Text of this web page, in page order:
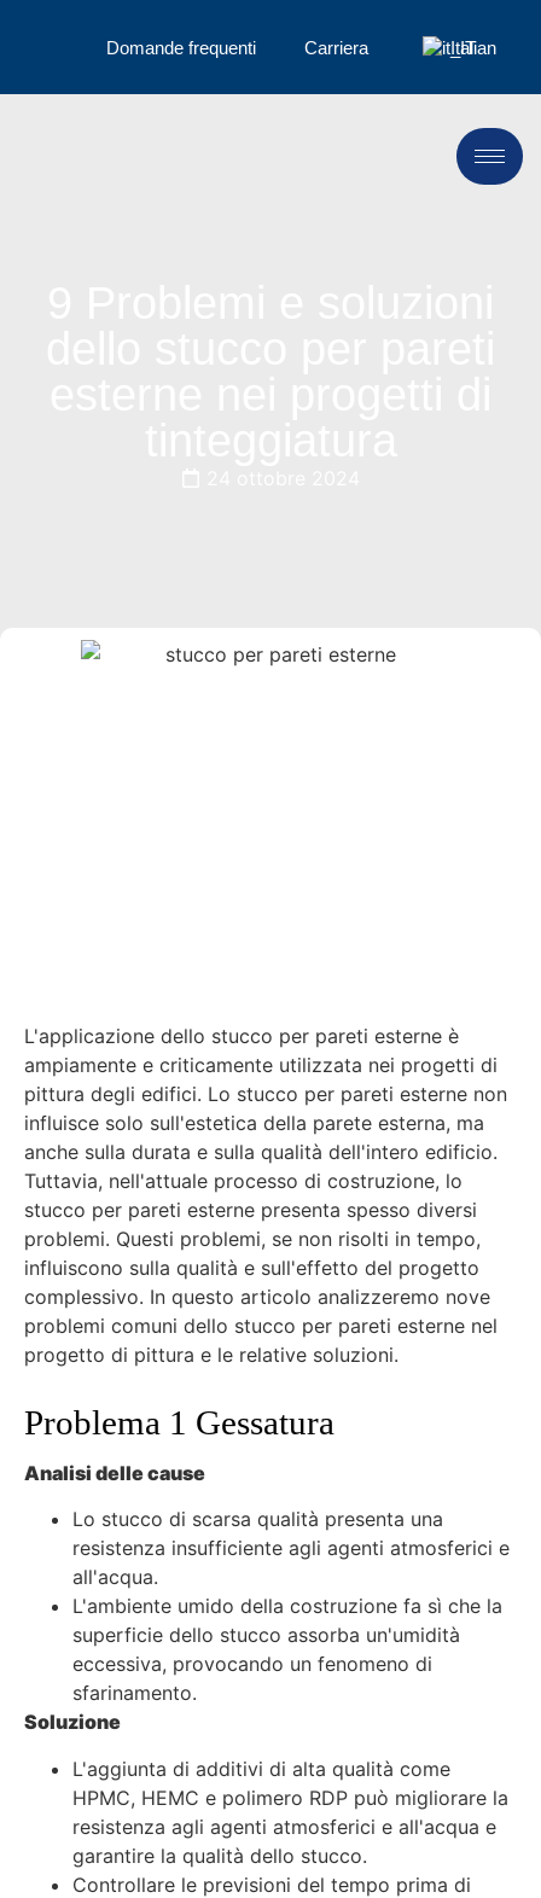
Domande frequenti Carriera Italian
L'applicazione dello stucco per pareti esterne è
ampiamente e criticamente utilizzata nei progetti di
pittura degli edifici. Lo stucco per pareti esterne non
influisce solo sull'estetica della parete esterna, ma
anche sulla durata e sulla qualità dell'intero edificio.
Tuttavia, nell'attuale processo di costruzione, lo
stucco per pareti esterne presenta spesso diversi
problemi. Questi problemi, se non risolti in tempo,
influiscono sulla qualità e sull'effetto del progetto
complessivo. In questo articolo analizzeremo nove
problemi comuni dello stucco per pareti esterne nel
progetto di pittura e le relative soluzioni.
Problema 1 Gessatura
Analisi delle cause
Lo stucco di scarsa qualità presenta una
resistenza insufficiente agli agenti atmosferici e
all'acqua.
L'ambiente umido della costruzione fa sì che la
superficie dello stucco assorba un'umidità
eccessiva, provocando un fenomeno di
sfarinamento.
Soluzione
L'aggiunta di additivi di alta qualità come
HPMC, HEMC e polimero RDP può migliorare la
resistenza agli agenti atmosferici e all'acqua e
garantire la qualità dello stucco.
Controllare le previsioni del tempo prima di